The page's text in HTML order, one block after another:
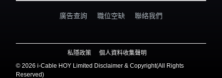
廣告查詢 職位空缺 聯絡我們
私隱政策
個人資料收集聲明
© 2026 i-Cable HOY Limited Disclaimer & Copyright(All Rights
Reserved)